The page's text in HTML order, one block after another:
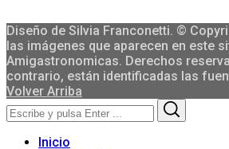
Diseño de Silvia Franconetti. ©
las imágenes que aparecen en este
Amigastronomicas. Derechos
contrario, están identificadas las
Volver Arriba
Search
for:
Inicio